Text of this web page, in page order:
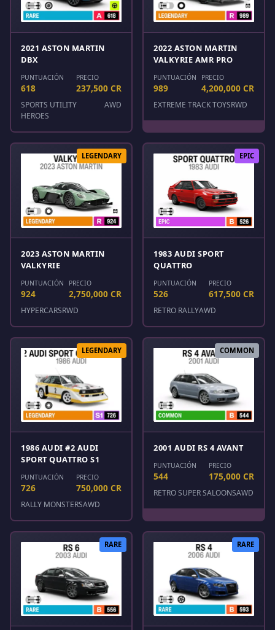
2021 ASTON MARTIN
DBX
PUNTUACIÓN
618
PRECIO
237,500 CR
SPORTS UTILITY
HEROES
AWD
2022 ASTON MARTIN
VALKYRIE AMR PRO
PUNTUACIÓN
989
PRECIO
4,200,000 CR
EXTREME TRACK TOYSRWD
LEGENDARY
2023 ASTON MARTIN
VALKYRIE
PUNTUACIÓN
924
PRECIO
2,750,000 CR
HYPERCARSRWD
EPIC
1983 AUDI SPORT
QUATTRO
PUNTUACIÓN
526
PRECIO
617,500 CR
RETRO RALLYAWD
LEGENDARY
1986 AUDI #2 AUDI
SPORT QUATTRO S1
PUNTUACIÓN
726
PRECIO
750,000 CR
RALLY MONSTERSAWD
COMMON
2001 AUDI RS 4 AVANT
PUNTUACIÓN
544
PRECIO
175,000 CR
RETRO SUPER SALOONSAWD
RARE RARE